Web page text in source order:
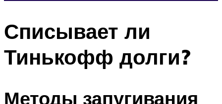
Списывает ли
Тинькофф долги?
Методы запугивания